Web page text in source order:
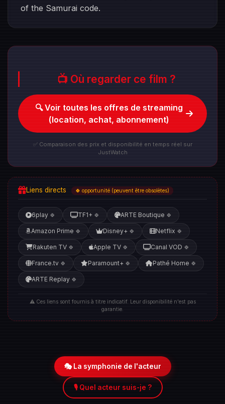
of the Samurai code.
📺 Où regarder ce film ?
🔍 Voir toutes les offres de streaming
(location, achat, abonnement)
✅ Comparaison des prix et disponibilité en temps réel sur
JustWatch
Liens directs 🍀 opportunité (peuvent être obsolètes)
6play 🍀 TF1+ 🍀 ARTE Boutique 🍀
Amazon Prime 🍀 Disney+ 🍀 Netflix 🍀
Rakuten TV 🍀 Apple TV 🍀 Canal VOD 🍀
France.tv 🍀 Paramount+ 🍀 Pathé Home 🍀
ARTE Replay 🍀
⚠️ Ces liens sont fournis à titre indicatif. Leur disponibilité n'est pas
garantie.
🎭 La symphonie de l'acteur
🎙️ Quel acteur suis-je ?